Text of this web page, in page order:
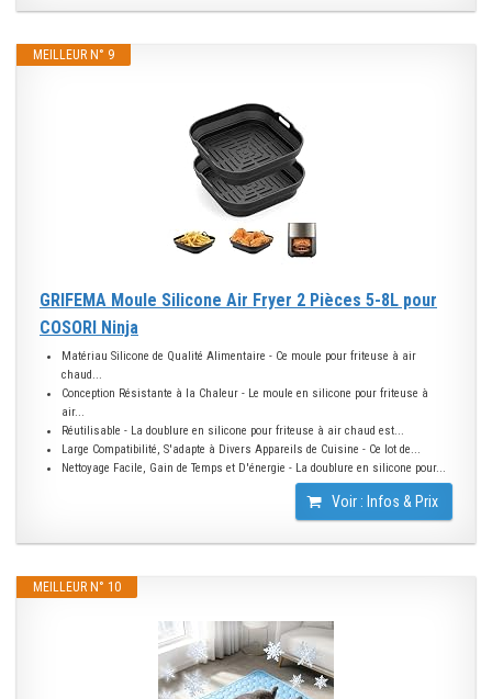
MEILLEUR N° 9
GRIFEMA Moule Silicone Air Fryer 2 Pièces 5-8L pour
COSORI Ninja
Matériau Silicone de Qualité Alimentaire - Ce moule pour friteuse à air
chaud...
Conception Résistante à la Chaleur - Le moule en silicone pour friteuse à
air...
Réutilisable - La doublure en silicone pour friteuse à air chaud est...
Large Compatibilité, S'adapte à Divers Appareils de Cuisine - Ce lot de...
Nettoyage Facile, Gain de Temps et D'énergie - La doublure en silicone pour...
Voir : Infos & Prix
MEILLEUR N° 10